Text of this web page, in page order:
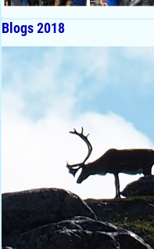
Blogs 2018